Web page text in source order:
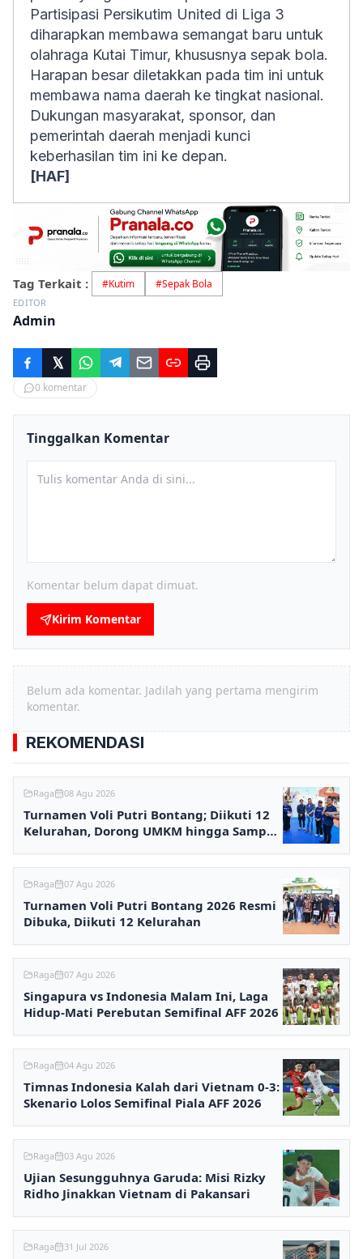
Partisipasi Persikutim United di Liga 3
diharapkan membawa semangat baru untuk
olahraga Kutai Timur, khususnya sepak bola.
Harapan besar diletakkan pada tim ini untuk
membawa nama daerah ke tingkat nasional.
Dukungan masyarakat, sponsor, dan
pemerintah daerah menjadi kunci
keberhasilan tim ini ke depan.
[HAF]
Tag Terkait : #Kutim #Sepak Bola
EDITOR
Admin
0 komentar
Tinggalkan Komentar
Komentar belum dapat dimuat.
Kirim Komentar
Belum ada komentar. Jadilah yang pertama mengirim
komentar.
REKOMENDASI
Raga 08 Agu 2026
Turnamen Voli Putri Bontang; Diikuti 12
Kelurahan, Dorong UMKM hingga Sampah
Raga 07 Agu 2026
Turnamen Voli Putri Bontang 2026 Resmi
Dibuka, Diikuti 12 Kelurahan
Raga 07 Agu 2026
Singapura vs Indonesia Malam Ini, Laga
Hidup-Mati Perebutan Semifinal AFF 2026
Raga 04 Agu 2026
Timnas Indonesia Kalah dari Vietnam 0-3:
Skenario Lolos Semifinal Piala AFF 2026
Raga 03 Agu 2026
Ujian Sesungguhnya Garuda: Misi Rizky
Ridho Jinakkan Vietnam di Pakansari
Raga 31 Jul 2026